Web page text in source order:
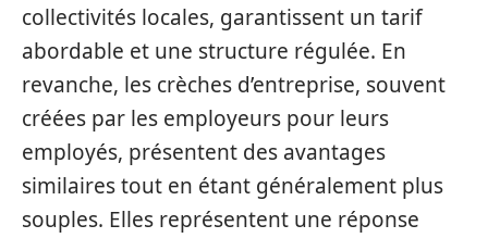
collectivités locales, garantissent un tarif
abordable et une structure régulée. En
revanche, les crèches d’entreprise, souvent
créées par les employeurs pour leurs
employés, présentent des avantages
similaires tout en étant généralement plus
souples. Elles représentent une réponse